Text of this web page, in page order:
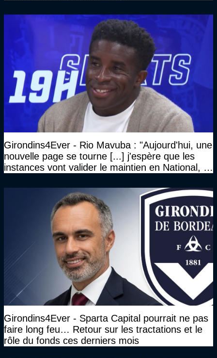
Girondins4Ever - Rio Mavuba : "Aujourd'hui, une
nouvelle page se tourne [...] j'espère que les
instances vont valider le maintien en National, et
haut niveau"
Girondins4Ever - Sparta Capital pourrait ne pas
faire long feu… Retour sur les tractations et le
rôle du fonds ces derniers mois